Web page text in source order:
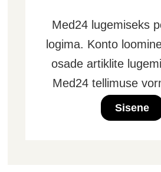
Med24 lugemiseks
logima. Konto
osade artiklite
Med24 tellimuse
Sisene